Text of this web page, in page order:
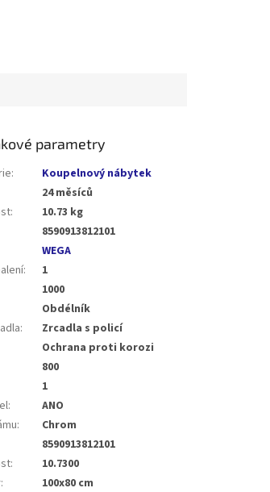
parametry
:
Koupelnový nábytek
24 měsíců
:
10.73 kg
8590913812101
WEGA
:
1
1000
Obdélník
:
Zrcadla s policí
Ochrana proti korozi
800
1
:
ANO
:
Chrom
8590913812101
:
10.7300
:
100x80 cm